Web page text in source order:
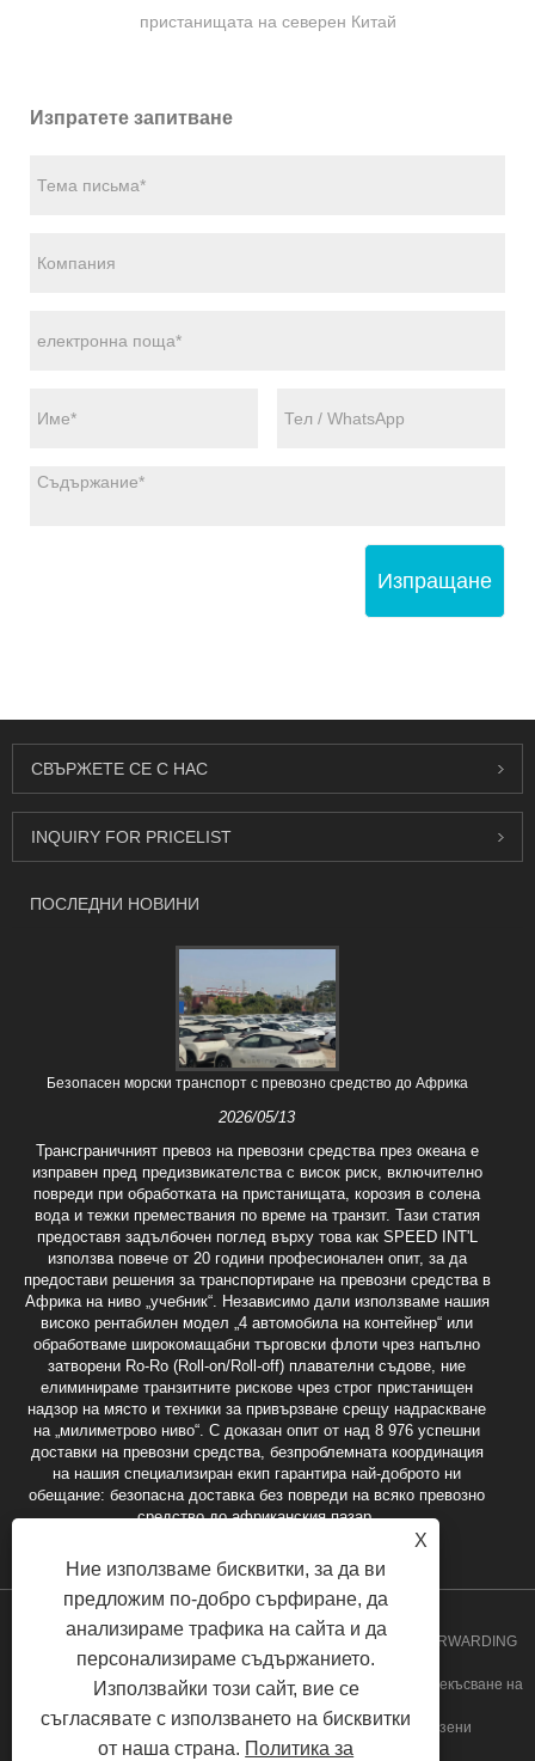
пристанищата на северен Китай
Изпратете запитване
Изпращане
СВЪРЖЕТЕ СЕ С НАС
INQUIRY FOR PRICELIST
ПОСЛЕДНИ НОВИНИ
Безопасен морски транспорт с превозно средство до Африка
2026/05/13
Трансграничният превоз на превозни средства през океана е
изправен пред предизвикателства с висок риск, включително
повреди при обработката на пристанищата, корозия в солена
вода и тежки премествания по време на транзит. Тази статия
предоставя задълбочен поглед върху това как SPEED INT'L
използва повече от 20 години професионален опит, за да
предостави решения за транспортиране на превозни средства в
Африка на ниво „учебник“. Независимо дали използваме нашия
високо рентабилен модел „4 автомобила на контейнер“ или
обработваме широкомащабни търговски флоти чрез напълно
затворени Ro-Ro (Roll-on/Roll-off) плавателни съдове, ние
елиминираме транзитните рискове чрез строг пристанищен
надзор на място и техники за привързване срещу надраскване
на „милиметрово ниво“. С доказан опит от над 8 976 успешни
доставки на превозни средства, безпроблемната координация
на нашия специализиран екип гарантира най-доброто ни
обещание: безопасна доставка без повреди на всяко превозно
средство до африканския пазар.
Авторско право 2020 GUANGZHOU SPEED INT'L FREIGHT FORWARDING
CO., LTD. - Ангола Групаж, Ангола услуга от врата до врата, Прекъсване на
насипни пратки, Гана Групаж услуга Всички права запазени
X
Ние използваме бисквитки, за да ви
предложим по-добро сърфиране, да
анализираме трафика на сайта и да
персонализираме съдържанието.
Използвайки този сайт, вие се
съгласявате с използването на бисквитки
от наша страна. Политика за